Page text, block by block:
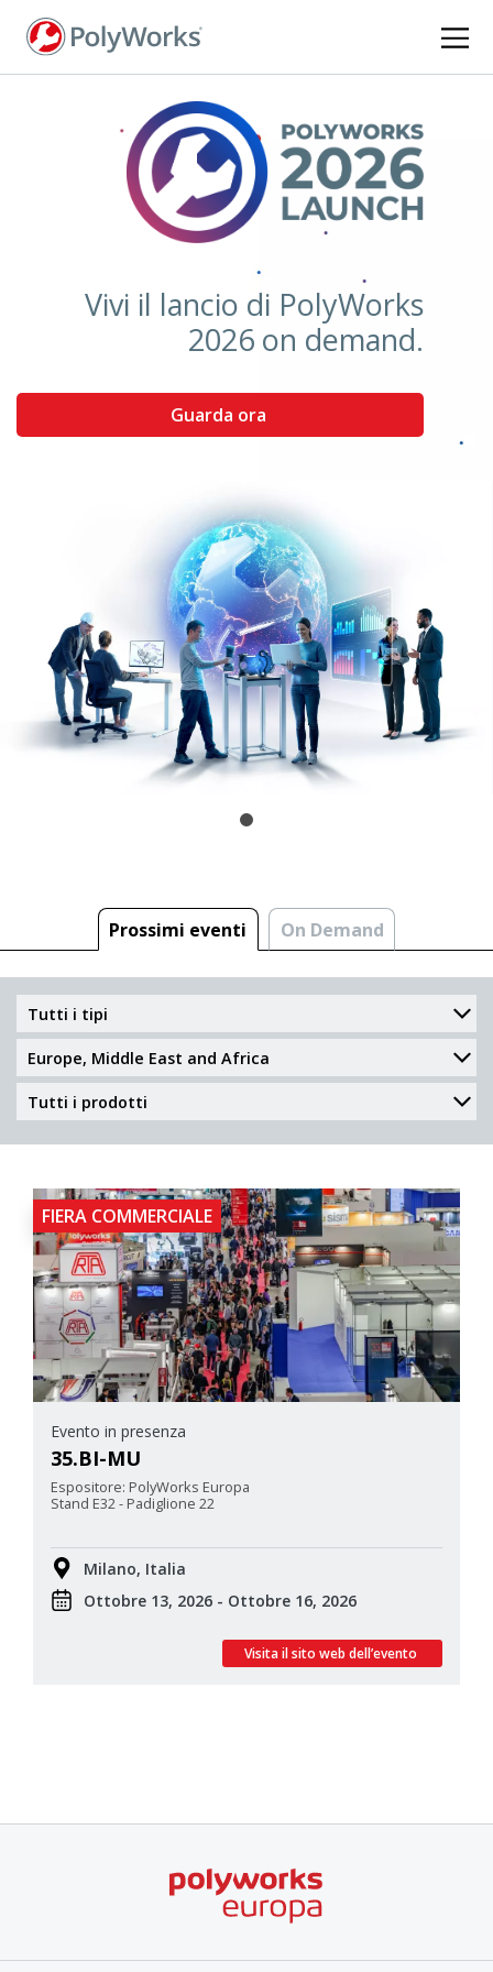
Salta
Vivi il lancio di PolyWorks
2026 on demand.
Guarda ora
Prossimi eventi On Demand
FIERA COMMERCIALE
Evento in presenza
35.BI-MU
Espositore: PolyWorks Europa
Stand E32 - Padiglione 22
Milano, Italia
Ottobre 13, 2026 - Ottobre 16, 2026
Visita il sito web dell’evento